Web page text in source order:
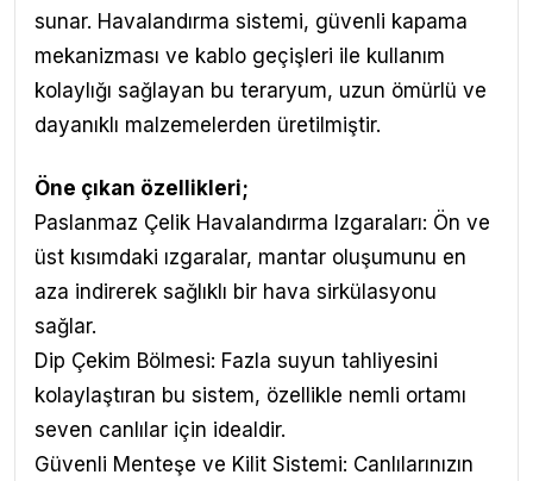
sunar. Havalandırma sistemi, güvenli kapama
mekanizması ve kablo geçişleri ile kullanım
kolaylığı sağlayan bu teraryum, uzun ömürlü ve
dayanıklı malzemelerden üretilmiştir.
Öne çıkan özellikleri;
Paslanmaz Çelik Havalandırma Izgaraları: Ön ve
üst kısımdaki ızgaralar, mantar oluşumunu en
aza indirerek sağlıklı bir hava sirkülasyonu
sağlar.
Dip Çekim Bölmesi: Fazla suyun tahliyesini
kolaylaştıran bu sistem, özellikle nemli ortamı
seven canlılar için idealdir.
Güvenli Menteşe ve Kilit Sistemi: Canlılarınızın